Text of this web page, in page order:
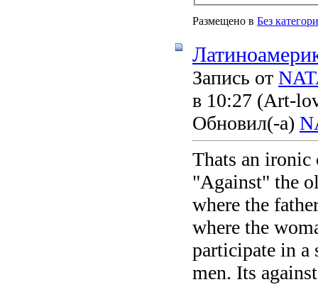
Размещено в Без
Запись от
в 10:27 (Art-
Обновил(-а)
Thats an
"Against" the
where the
where the
participate in a
men. Its